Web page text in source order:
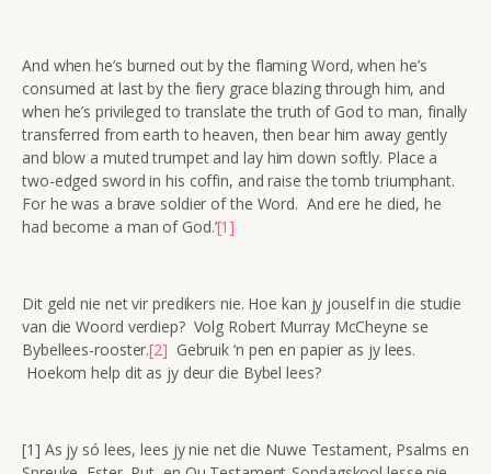
And when he’s burned out by the flaming Word, when he’s
consumed at last by the fiery grace blazing through him, and
when he’s privileged to translate the truth of God to man, finally
transferred from earth to heaven, then bear him away gently
and blow a muted trumpet and lay him down softly. Place a
two-edged sword in his coffin, and raise the tomb triumphant.
For he was a brave soldier of the Word. And ere he died, he
had become a man of God.’[1]
Dit geld nie net vir predikers nie. Hoe kan jy jouself in die studie
van die Woord verdiep? Volg Robert Murray McCheyne se
Bybellees-rooster.[2] Gebruik ‘n pen en papier as jy lees.
Hoekom help dit as jy deur die Bybel lees?
[1] As jy só lees, lees jy nie net die Nuwe Testament, Psalms en